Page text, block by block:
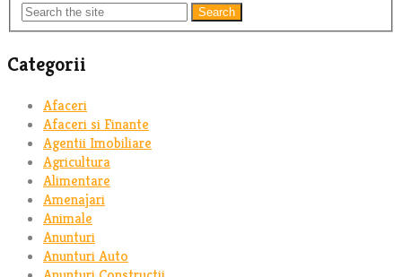
Search
Categorii
Afaceri
Afaceri si Finante
Agentii Imobiliare
Agricultura
Alimentare
Amenajari
Animale
Anunturi
Anunturi Auto